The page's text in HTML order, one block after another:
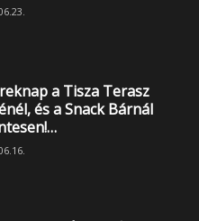
a Tisza Terasz
és a Snack Bárnál